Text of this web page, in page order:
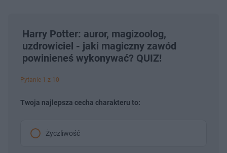
Harry Potter: auror, magizoolog,
uzdrowiciel - jaki magiczny zawód
powinieneś wykonywać? QUIZ!
Pytanie 1 z 10
Twoja najlepsza cecha charakteru to:
Życzliwość